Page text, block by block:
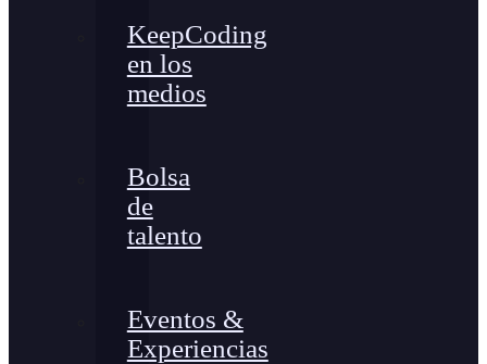
KeepCoding
en los
medios
Bolsa
de
talento
Eventos &
Experiencias